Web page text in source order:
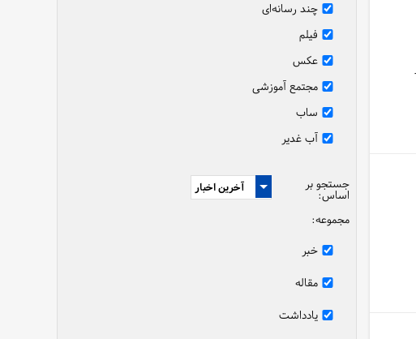
چند رسانه‌ای
فیلم
عکس
مجتمع آموزشی
ساب
آب غدیر
جستجو بر
اساس:
مجموعه:
خبر
مقاله
یادداشت